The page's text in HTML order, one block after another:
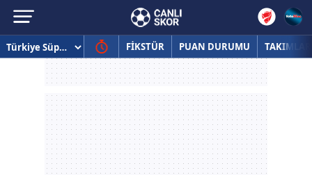
FİKSTÜR PUAN DURUMU TAKIMLAR